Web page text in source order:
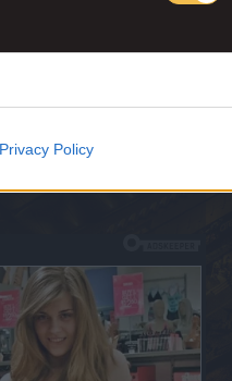
Privacy Policy